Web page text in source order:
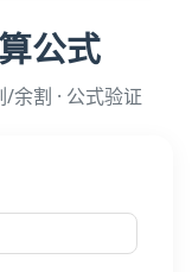
公式
余割 · 公式验证